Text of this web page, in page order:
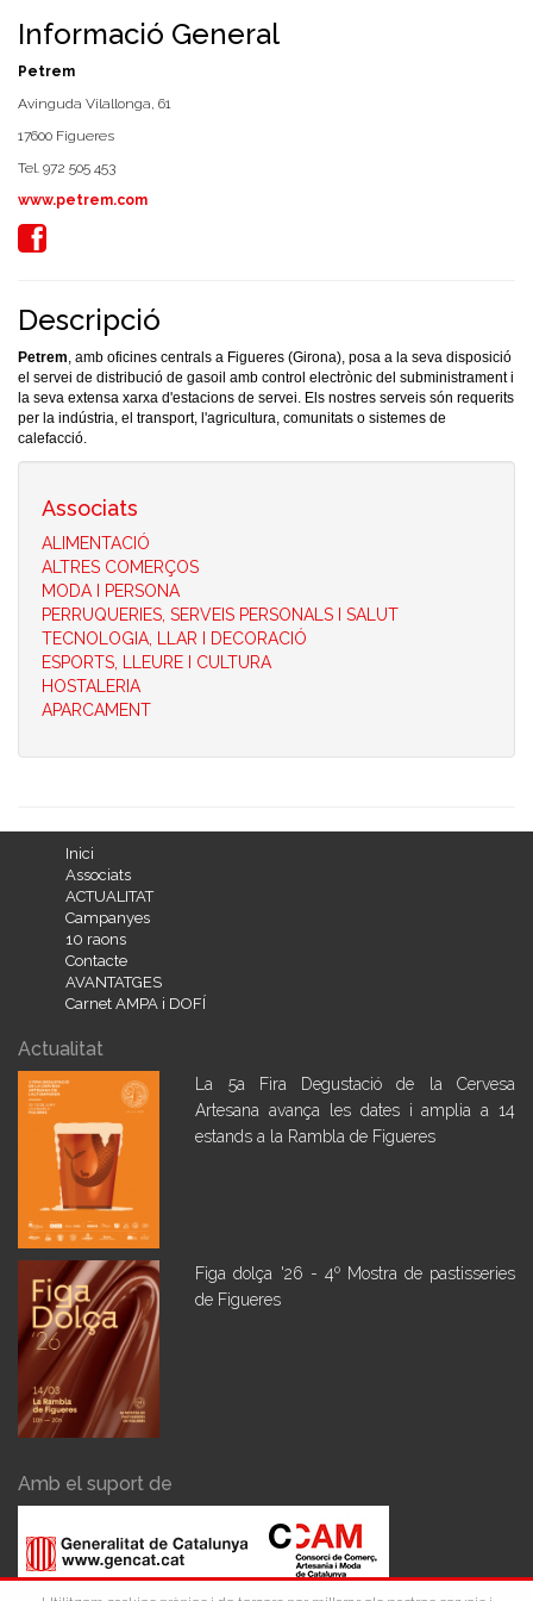
Informació General
Petrem
Avinguda Vilallonga, 61
17600 Figueres
Tel. 972 505 453
www.petrem.com
Descripció
Petrem, amb oficines centrals a Figueres (Girona), posa a la seva disposició
el servei de distribució de gasoil amb control electrònic del subministrament i
la seva extensa xarxa d'estacions de servei. Els nostres serveis són requerits
per la indústria, el transport, l'agricultura, comunitats o sistemes de
calefacció.
Associats
ALIMENTACIÓ
ALTRES COMERÇOS
MODA I PERSONA
PERRUQUERIES, SERVEIS PERSONALS I SALUT
TECNOLOGIA, LLAR I DECORACIÓ
ESPORTS, LLEURE I CULTURA
HOSTALERIA
APARCAMENT
Inici
Associats
ACTUALITAT
Campanyes
10 raons
Contacte
AVANTATGES
Carnet AMPA i DOFÍ
Actualitat
La 5a Fira Degustació de la Cervesa
Artesana avança les dates i amplia a 14
estands a la Rambla de Figueres
Figa dolça '26 - 4º Mostra de pastisseries
de Figueres
Amb el suport de